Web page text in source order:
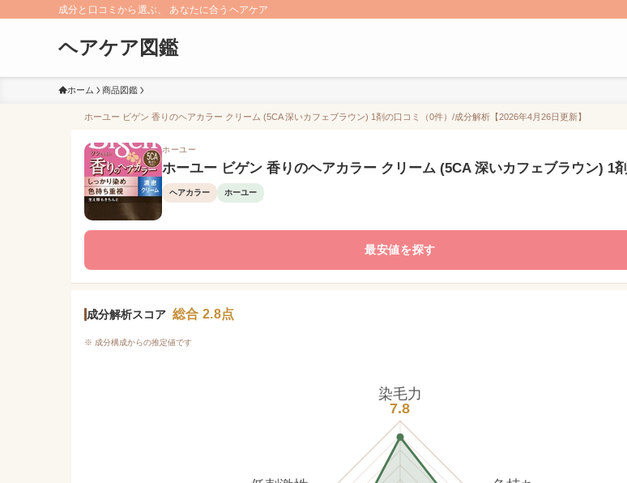
成分と口コミから選ぶ、 あなたに合うヘアケア
ヘアケア図鑑
ホーム 商品図鑑
ホーユー ビゲン 香りのヘアカラー クリーム (5CA 深いカフェブラウン) 1剤の口コミ（0件）/成分解析【2026年4月26日更新】
ホーユー
ホーユー ビゲン 香りのヘアカラー クリーム (5CA 深いカフェブラウン) 1剤
ヘアカラー ホーユー
最安値を探す
成分解析スコア 総合 2.8点
※ 成分構成からの推定値です
染毛力
7.8